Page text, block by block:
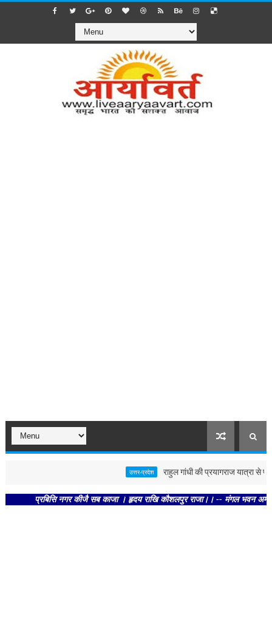
उत्तर-प्रदेश राहुल गांधी की प्रयागराज यात्रा से पहले
प्रबिसि नगर कीजै सब काजा । हृदय राखि कौशलपुर राजा।। -- मंगल भवन अमंगल